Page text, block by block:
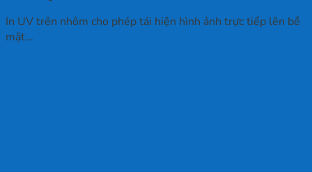
In UV trên nhôm cho phép tái hiện hình ảnh trực tiếp lên bề
mặt...